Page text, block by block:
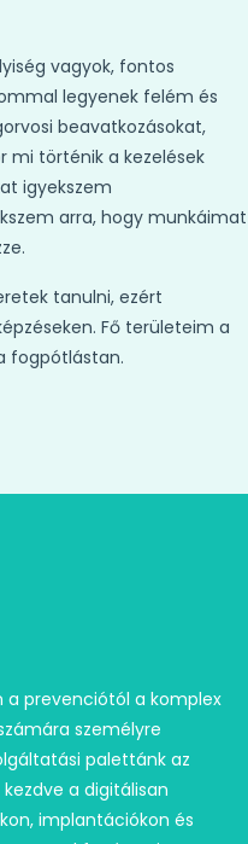
vagyok, fontos
legyenek felém és
beavatkozásokat,
mi történik a kezelések
igyekszem
arra, hogy munkáimat
tanulni, ezért
Fő területeim a
fogpótlástan.
a prevenciótól a komplex
személyre
palettánk az
a digitálisan
implantációkon és